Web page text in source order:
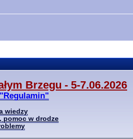
Brzegu - 5-7.06.2026
wiedzy
pomoc w drodze